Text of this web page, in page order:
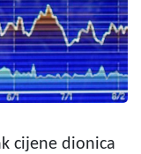
cijene dionica